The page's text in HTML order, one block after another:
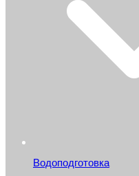
Водоподготовка